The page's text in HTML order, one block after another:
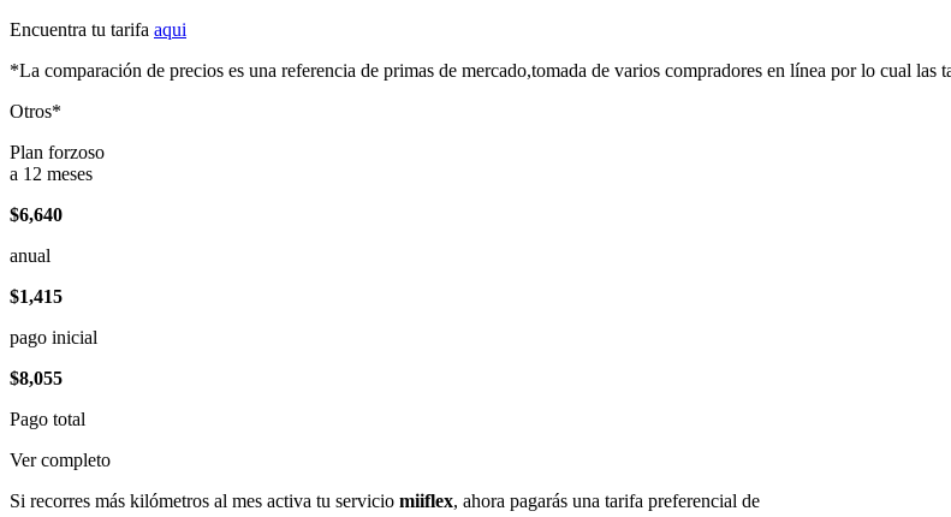
Encuentra tu tarifa aqui
*La comparación de precios es una referencia de primas de mercado,tomada de varios compradores en línea por lo cual las
Otros*
Plan forzoso
a 12 meses
$6,640
anual
$1,415
pago inicial
$8,055
Pago total
Ver completo
Si recorres más kilómetros al mes activa tu servicio miiflex, ahora pagarás una tarifa preferencial de